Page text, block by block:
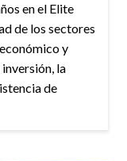
en el Elite
de los sectores
y
la
de